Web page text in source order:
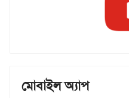
মোবাইল অ্যাপ